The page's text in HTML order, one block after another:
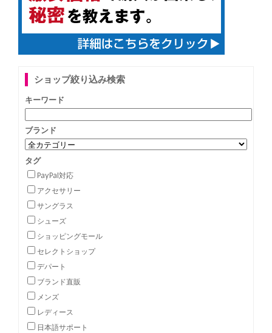
ショップ絞り込み検索
キーワード
ブランド
タグ
PayPal対応
アクセサリー
サングラス
シューズ
ショッピングモール
セレクトショップ
デパート
ブランド直販
メンズ
レディース
日本語サポート